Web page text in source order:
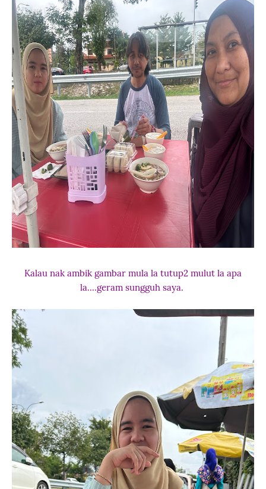
Kalau nak ambik gambar mula la tutup2 mulut la apa
la....geram sungguh saya.